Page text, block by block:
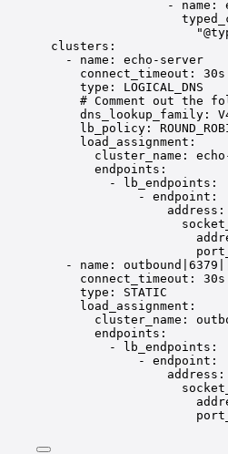
- name :
clusters :
- name : echo-server
connect_timeout : 30s
type : LOGICAL_DNS
# Comment out the
dns_lookup_family :
lb_policy :
load_assignment :
cluster_name :
endpoints :
-
lb_endpoints :
- endpoint :
address :
- name :
connect_timeout : 30s
type : STATIC
load_assignment :
cluster_name :
endpoints :
-
lb_endpoints :
- endpoint :
address :